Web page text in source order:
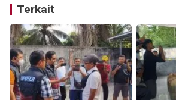
Terkait